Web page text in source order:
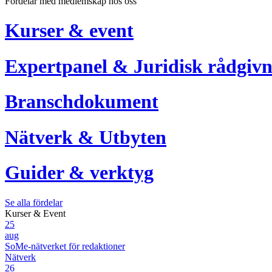
Kurser & event
Expertpanel & Juridisk
Branschdokument
Nätverk & Utbyten
Guider & verktyg
Se alla fördelar
Kurser & Event
25
aug
SoMe-nätverket för redaktioner
Nätverk
26